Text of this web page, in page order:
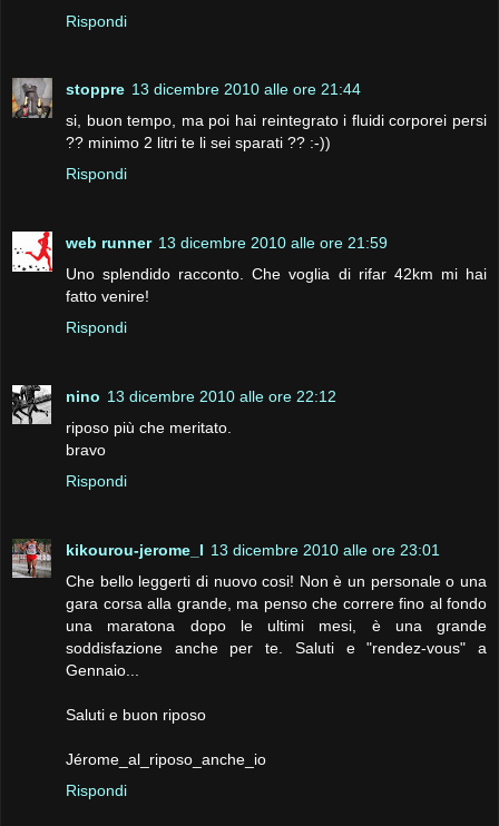
Rispondi
stoppre 13 dicembre 2010 alle ore 21:44
si, buon tempo, ma poi hai reintegrato i fluidi corporei persi
?? minimo 2 litri te li sei sparati ?? :-))
Rispondi
web runner 13 dicembre 2010 alle ore 21:59
Uno splendido racconto. Che voglia di rifar 42km mi hai
fatto venire!
Rispondi
nino 13 dicembre 2010 alle ore 22:12
riposo più che meritato.
bravo
Rispondi
kikourou-jerome_I 13 dicembre 2010 alle ore 23:01
Che bello leggerti di nuovo cosi! Non è un personale o una
gara corsa alla grande, ma penso che correre fino al fondo
una maratona dopo le ultimi mesi, è una grande
soddisfazione anche per te. Saluti e "rendez-vous" a
Gennaio...
Saluti e buon riposo
Jérome_al_riposo_anche_io
Rispondi